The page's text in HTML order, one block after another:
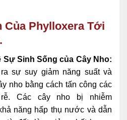
Phylloxera Tới
Sự Sinh Sống của Cây Nho:
sự suy giảm năng suất và
nho bằng cách tấn công các
Các cây nho bị nhiễm
năng hấp thụ nước và dẫn